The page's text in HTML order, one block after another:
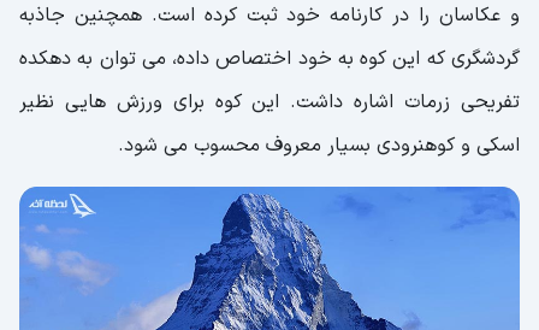
و عکاسان را در کارنامه خود ثبت کرده است. همچنین جاذبه
گردشگری که این کوه به خود اختصاص داده، می توان به دهکده
تفریحی زرمات اشاره داشت. این کوه برای ورزش هایی نظیر
اسکی و کوهنرودی بسیار معروف محسوب می شود.